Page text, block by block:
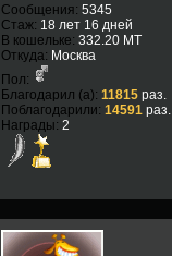
Сообщения: 5345
Стаж: 18 лет 16 дней
В кошельке: 332.20 MT
Откуда: Москва
Пол:
Благодарил (а): 11815раз.
Поблагодарили: 14591раз.
Награды: 2